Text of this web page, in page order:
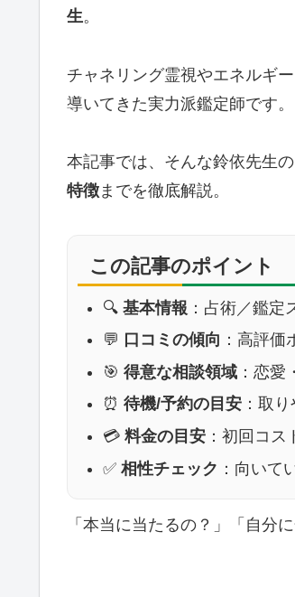
生。
チャネリング霊視やエネルギー
導いてきた実力派鑑定師です。
本記事では、そんな鈴依先生の
特徴までを徹底解説。
この記事のポイント
🔍基本情報 ：占術／鑑定
💬 口コミの傾向 ：高評
🎯得意な相談領域 ：恋
⏰待機/予約の目安 ：取
💳料金の目安 ：初回コ
✅相性チェック ：向いて
「本当に当たるの？」「自分